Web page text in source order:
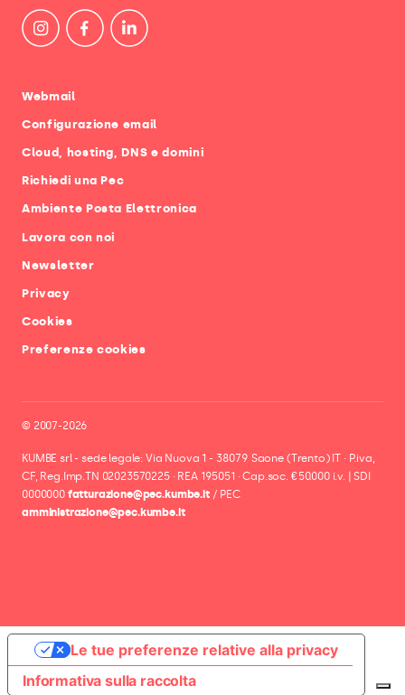
Webmail
Configurazione email
Cloud, hosting, DNS e domini
Richiedi una Pec
Ambiente Posta Elettronica
Lavora con noi
Newsletter
Privacy
Cookies
Preferenze cookies
© 2007-2026
KUMBE srl - sede legale: Via Nuova 1 - 38079 Saone (Trento) IT · P.iva,
CF, Reg.Imp.TN 02023570225 · REA 195051 · Cap.soc. €50.000 i.v. | SDI
0000000 fatturazione@pec.kumbe.it/ PEC
amministrazione@pec.kumbe.it
Informativa sulla raccolta
Le tue preferenze relative alla privacy